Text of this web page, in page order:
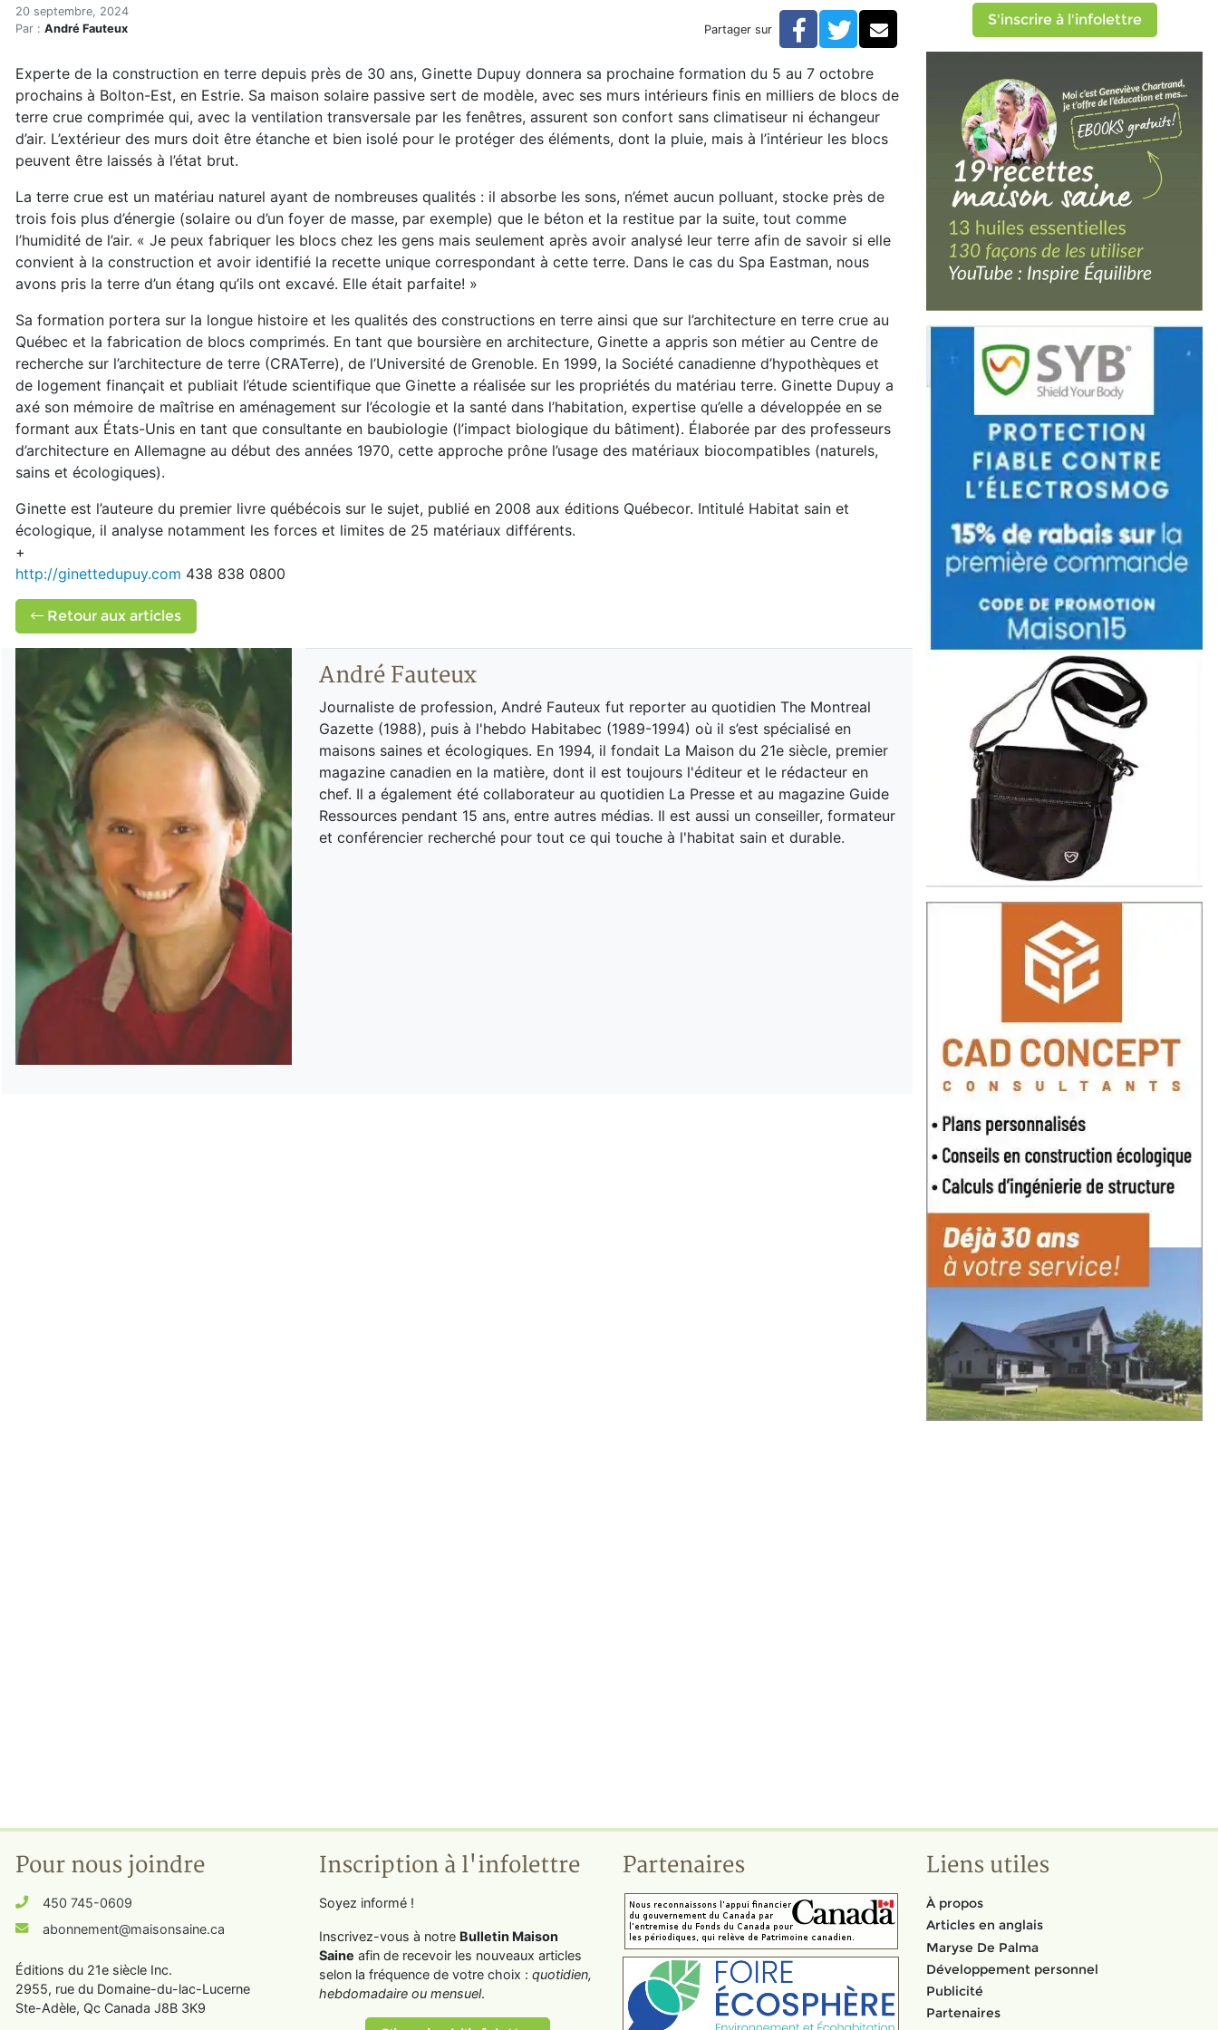
Accueil
Articles
Formation sur la construction en blocs de terre crue comprimée
Formation sur la construction en blocs de terre crue comprimée
20 septembre, 2024
Par : André Fauteux Partager sur Facebook
TwitterCourriel
Experte de la construction en terre depuis près de 30 ans, Ginette Dupuy donnera sa prochaine formation du 5 au 7 octobre
prochains à Bolton-Est, en Estrie. Sa maison solaire passive sert de modèle, avec ses murs intérieurs finis en milliers de blocs de
terre crue comprimée qui, avec la ventilation transversale par les fenêtres, assurent son confort sans climatiseur ni échangeur
d’air. L’extérieur des murs doit être étanche et bien isolé pour le protéger des éléments, dont la pluie, mais à l’intérieur les blocs
peuvent être laissés à l’état brut.
La terre crue est un matériau naturel ayant de nombreuses qualités : il absorbe les sons, n’émet aucun polluant, stocke près de
trois fois plus d’énergie (solaire ou d’un foyer de masse, par exemple) que le béton et la restitue par la suite, tout comme
l’humidité de l’air. « Je peux fabriquer les blocs chez les gens mais seulement après avoir analysé leur terre afin de savoir si elle
convient à la construction et avoir identifié la recette unique correspondant à cette terre. Dans le cas du Spa Eastman, nous
avons pris la terre d’un étang qu’ils ont excavé. Elle était parfaite! »
Sa formation portera sur la longue histoire et les qualités des constructions en terre ainsi que sur l’architecture en terre crue au
Québec et la fabrication de blocs comprimés. En tant que boursière en architecture, Ginette a appris son métier au Centre de
recherche sur l’architecture de terre (CRATerre), de l’Université de Grenoble. En 1999, la Société canadienne d’hypothèques et
de logement finançait et publiait l’étude scientifique que Ginette a réalisée sur les propriétés du matériau terre. Ginette Dupuy a
axé son mémoire de maîtrise en aménagement sur l’écologie et la santé dans l’habitation, expertise qu’elle a développée en se
formant aux États-Unis en tant que consultante en baubiologie (l’impact biologique du bâtiment). Élaborée par des professeurs
d’architecture en Allemagne au début des années 1970, cette approche prône l’usage des matériaux biocompatibles (naturels,
sains et écologiques).
Ginette est l’auteure du premier livre québécois sur le sujet, publié en 2008 aux éditions Québecor. Intitulé Habitat sain et
écologique, il analyse notamment les forces et limites de 25 matériaux différents.
+
http://ginettedupuy.com 438 838 0800
Retour aux articles
André Fauteux
Journaliste de profession, André Fauteux fut reporter au quotidien The Montreal
Gazette (1988), puis à l'hebdo Habitabec (1989-1994) où il s’est spécialisé en
maisons saines et écologiques. En 1994, il fondait La Maison du 21e siècle, premier
magazine canadien en la matière, dont il est toujours l'éditeur et le rédacteur en
chef. Il a également été collaborateur au quotidien La Presse et au magazine Guide
Ressources pendant 15 ans, entre autres médias. Il est aussi un conseiller, formateur
et conférencier recherché pour tout ce qui touche à l'habitat sain et durable.
S'inscrire à l'infolettre
Pour nous joindre
450 745-0609
abonnement@maisonsaine.ca
Éditions du 21e siècle Inc.
2955, rue du Domaine-du-lac-Lucerne
Ste-Adèle, Qc Canada J8B 3K9
Inscription à l'infolettre
Soyez informé !
Inscrivez-vous à notre Bulletin Maison
Saine afin de recevoir les nouveaux articles
selon la fréquence de votre choix : quotidien,
hebdomadaire ou mensuel.
Partenaires Liens utiles
À propos
Articles en anglais
Maryse De Palma
Développement personnel
Publicité
Partenaires